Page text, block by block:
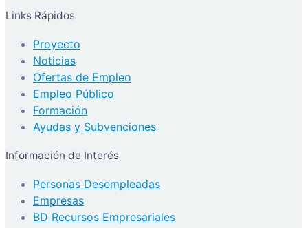
Links Rápidos
Proyecto
Noticias
Ofertas de Empleo
Empleo Público
Formación
Ayudas y Subvenciones
Información de Interés
Personas Desempleadas
Empresas
BD Recursos Empresariales